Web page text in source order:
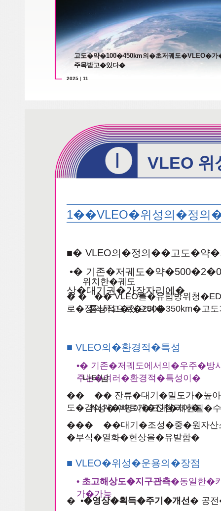
2025 | 11
고도�약�100�450km의�초저궤도�VLEO�
주목받고�있다�
I VLEO 위
1��VLEO�위성의�정의
■� VLEO의�정의��고도�약
•� 기존�저궤도�약
상�대기권�가장자리에�
위치한�궤도
� � �� VLEO를�유럽방위청
로�정의하고�있으며�
통상적으로�250�350km�고
■ VLEO의�환경적�특성
•� 기존�저궤도에서의�우주�
주는�여러�환경적�특성이�
나타남
�� �� 잔류�대기�밀도가�높아�
도�감쇠가�빠르게�진행되어�
위성�수명이�크게�제한될�
��� ��대기�조성�중�원자산소
�부식�열화�현상을�유발함�
■ VLEO�위성�운용의�장점
• 초고해상도�지구관측�동일한�
가�가능
� •�영상�획득�주기�개선� 공